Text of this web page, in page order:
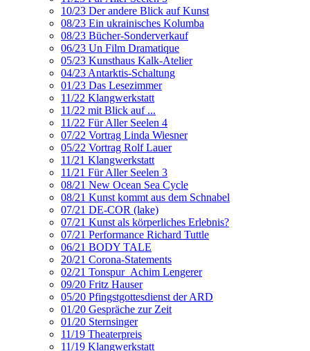
10/23 Der andere Blick auf Kunst
08/23 Ein ukrainisches Kolumba
08/23 Bücher-Sonderverkauf
06/23 Un Film Dramatique
05/23 Kunsthaus Kalk-Atelier
04/23 Antarktis-Schaltung
01/23 Das Lesezimmer
11/22 Klangwerkstatt
11/22 mit Blick auf ...
11/22 Für Aller Seelen 4
07/22 Vortrag Linda Wiesner
05/22 Vortrag Rolf Lauer
11/21 Klangwerkstatt
11/21 Für Aller Seelen 3
08/21 New Ocean Sea Cycle
08/21 Kunst kommt aus dem Schnabel
07/21 DE-COR (lake)
07/21 Kunst als körperliches Erlebnis?
07/21 Performance Richard Tuttle
06/21 BODY TALE
20/21 Corona-Statements
02/21 Tonspur_Achim Lengerer
09/20 Fritz Hauser
05/20 Pfingstgottesdienst der ARD
01/20 Gespräche zur Zeit
01/20 Sternsinger
11/19 Theaterpreis
11/19 Klangwerkstatt